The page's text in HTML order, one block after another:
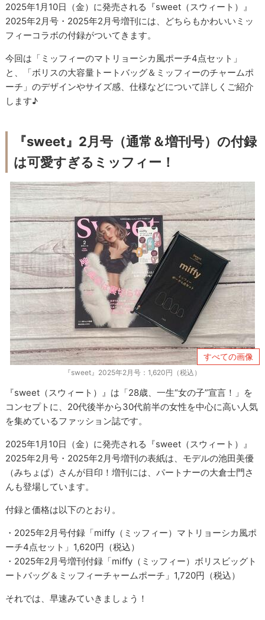
2025年1月10日（金）に発売される『sweet（スウィート）』
2025年2月号・2025年2月号増刊には、どちらもかわいいミッ
フィーコラボの付録がついてきます。
今回は「ミッフィーのマトリョーシカ風ポーチ4点セット」
と、「ボリスの大容量トートバッグ＆ミッフィーのチャームポ
ーチ」のデザインやサイズ感、仕様などについて詳しくご紹介
します♪
『sweet』2月号（通常＆増刊号）の付録
は可愛すぎるミッフィー！
すべての画像
『sweet』2025年2月号：1,620円（税込）
『sweet（スウィート）』は「28歳、一生“女の子”宣言！」を
コンセプトに、20代後半から30代前半の女性を中心に高い人気
を集めているファッション誌です。
2025年1月10日（金）に発売される『sweet（スウィート）』
2025年2月号・2025年2月号増刊の表紙は、モデルの池田美優
（みちょぱ）さんが目印！増刊には、パートナーの大倉士門さ
んも登場しています。
付録と価格は以下のとおり。
・2025年2月号付録「miffy（ミッフィー）マトリョーシカ風ポ
ーチ4点セット」1,620円（税込）
・2025年2月号増刊付録「miffy（ミッフィー）ボリスビッグト
ートバッグ＆ミッフィーチャームポーチ」1,720円（税込）
それでは、早速みていきましょう！